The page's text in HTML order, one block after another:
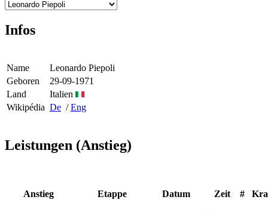
Infos
Name
Leonardo Piepoli
Geboren
29-09-1971
Land
Italien
Wikipédia De /Eng
Leistungen (Anstieg)
Anstieg Etappe Datum Zeit #